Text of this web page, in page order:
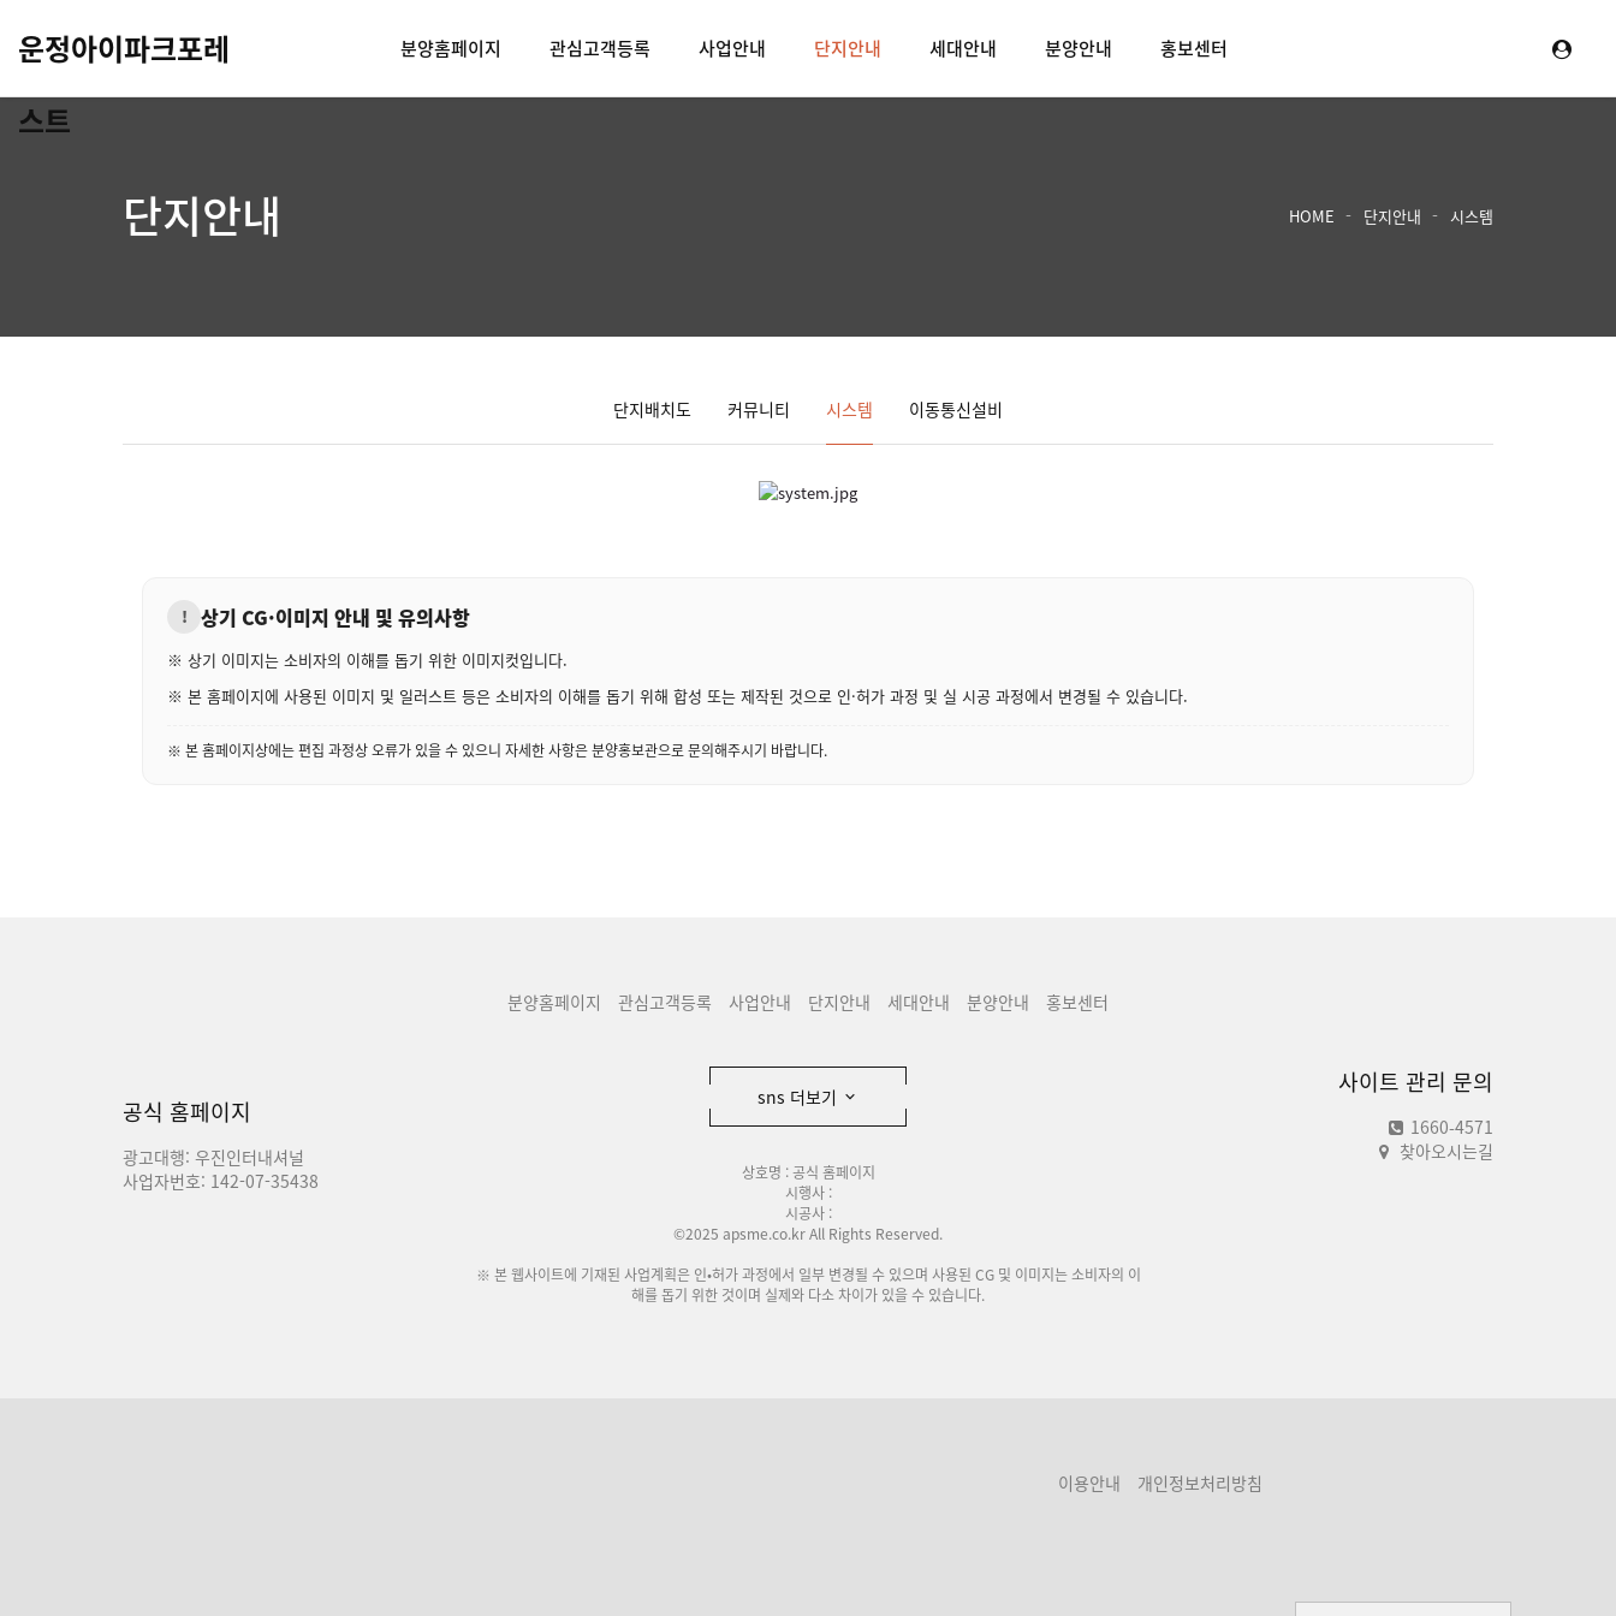
운정아이파크포레
스트
분양홈페이지 관심고객등록 사업안내 단지안내 세대안내 분양안내 홍보센터
단지안내 HOME 단지안내 시스템
단지배치도 커뮤니티 시스템 이동통신설비
! 상기 CG·이미지 안내 및 유의사항
※ 상기 이미지는 소비자의 이해를 돕기 위한 이미지컷입니다.
※ 본 홈페이지에 사용된 이미지 및 일러스트 등은 소비자의 이해를 돕기 위해 합성 또는 제작된 것으로 인·허가 과정 및 실 시공 과정에서 변경될 수 있습니다.
※ 본 홈페이지상에는 편집 과정상 오류가 있을 수 있으니 자세한 사항은 분양홍보관으로 문의해주시기 바랍니다.
분양홈페이지 관심고객등록 사업안내 단지안내 세대안내 분양안내 홍보센터
공식 홈페이지
광고대행: 우진인터내셔널
사업자번호: 142-07-35438
사이트 관리 문의
1660-4571
찾아오시는길
sns 더보기
상호명 : 공식 홈페이지
시행사 :
시공사 :
©2025 apsme.co.kr All Rights Reserved.
※ 본 웹사이트에 기재된 사업계획은 인•허가 과정에서 일부 변경될 수 있으며 사용된 CG 및 이미지는 소비자의 이
해를 돕기 위한 것이며 실제와 다소 차이가 있을 수 있습니다.
이용안내 개인정보처리방침